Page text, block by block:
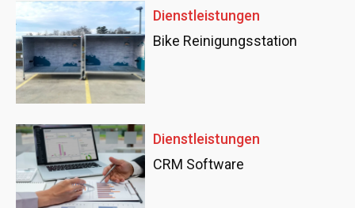
Dienstleistungen
Bike Reinigungsstation
Dienstleistungen
CRM Software